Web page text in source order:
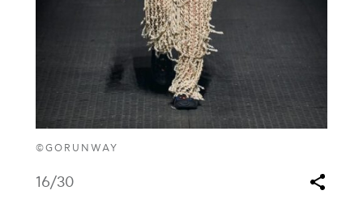
©GORUNWAY
16/30